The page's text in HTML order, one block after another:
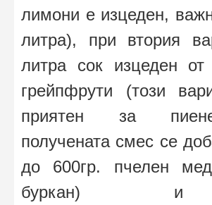
лимони е изцеден,
литра), при втория
литра сок изцеден
грейпфрути (този
приятен за
получената смес се
до 600гр. пчелен
буркан)